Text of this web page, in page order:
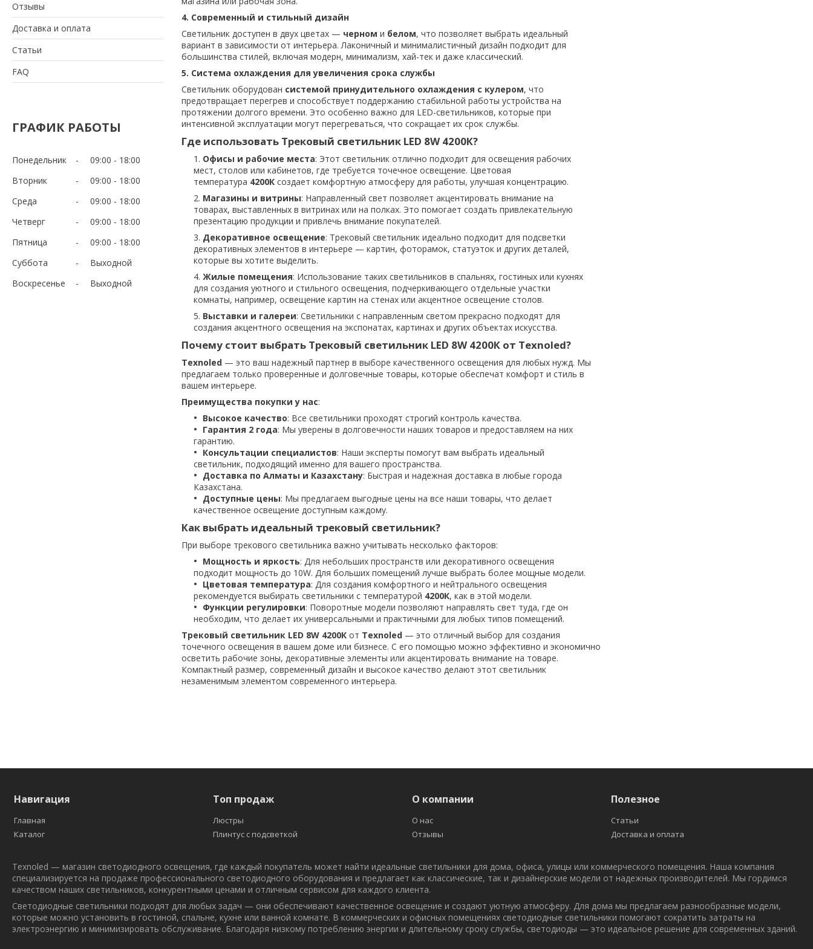
Отзывы
Доставка и оплата
Статьи
FAQ
ГРАФИК РАБОТЫ
Понедельник 09:00
18:00
Вторник
09:00
18:00
Среда
09:00
18:00
Четверг
09:00
18:00
Пятница
09:00
18:00
Суббота
Выходной
Воскресенье
Выходной
4. Современный и стильный дизайн
Светильник доступен в двух цветах — черном и белом, что позволяет выбрать идеальный
вариант в зависимости от интерьера. Лаконичный и минималистичный дизайн подходит для
большинства стилей, включая модерн, минимализм, хай-тек и даже классический.
5. Система охлаждения для увеличения срока службы
Светильник оборудован системой принудительного охлаждения с кулером, что
предотвращает перегрев и способствует поддержанию стабильной работы устройства на
протяжении долгого времени. Это особенно важно для LED-светильников, которые при
интенсивной эксплуатации могут перегреваться, что сокращает их срок службы.
Где использовать Трековый светильник LED 8W 4200К?
Офисы и рабочие места: Этот светильник отлично подходит для освещения рабочих
мест, столов или кабинетов, где требуется точечное освещение. Цветовая
температура 4200К создает комфортную атмосферу для работы, улучшая концентрацию.
Магазины и витрины: Направленный свет позволяет акцентировать внимание на
товарах, выставленных в витринах или на полках. Это помогает создать привлекательную
презентацию продукции и привлечь внимание покупателей.
Декоративное освещение: Трековый светильник идеально подходит для подсветки
декоративных элементов в интерьере — картин, фоторамок, статуэток и других деталей,
которые вы хотите выделить.
Жилые помещения: Использование таких светильников в спальнях, гостиных или кухнях
для создания уютного и стильного освещения, подчеркивающего отдельные участки
комнаты, например, освещение картин на стенах или акцентное освещение столов.
Выставки и галереи: Светильники с направленным светом прекрасно подходят для
создания акцентного освещения на экспонатах, картинах и других объектах искусства.
Почему стоит выбрать Трековый светильник LED 8W 4200К от Texnoled?
Texnoled — это ваш надежный партнер в выборе качественного освещения для любых нужд. Мы
предлагаем только проверенные и долговечные товары, которые обеспечат комфорт и стиль в
вашем интерьере.
Преимущества покупки у нас:
Высокое качество: Все светильники проходят строгий контроль качества.
Гарантия 2 года: Мы уверены в долговечности наших товаров и предоставляем на них
гарантию.
Консультации специалистов: Наши эксперты помогут вам выбрать идеальный
светильник, подходящий именно для вашего пространства.
Доставка по Алматы и Казахстану: Быстрая и надежная доставка в любые города
Казахстана.
Доступные цены: Мы предлагаем выгодные цены на все наши товары, что делает
качественное освещение доступным каждому.
Как выбрать идеальный трековый светильник?
При выборе трекового светильника важно учитывать несколько факторов:
Мощность и яркость: Для небольших пространств или декоративного освещения
подходит мощность до 10W. Для больших помещений лучше выбрать более мощные модели.
Цветовая температура: Для создания комфортного и нейтрального освещения
рекомендуется выбирать светильники с температурой 4200К, как в этой модели.
Функции регулировки: Поворотные модели позволяют направлять свет туда, где он
необходим, что делает их универсальными и практичными для любых типов помещений.
Трековый светильник LED 8W 4200К от Texnoled — это отличный выбор для создания
точечного освещения в вашем доме или бизнесе. С его помощью можно эффективно и экономично
осветить рабочие зоны, декоративные элементы или акцентировать внимание на товаре.
Компактный размер, современный дизайн и высокое качество делают этот светильник
незаменимым элементом современного интерьера.
Навигация
Главная
Каталог
Топ продаж
Люстры
Плинтус с подсветкой
О компании
О нас
Отзывы
Полезное
Статьи
Доставка и оплата
Texnoled — магазин светодиодного освещения, где каждый покупатель может найти идеальные светильники для дома, офиса, улицы или коммерческого помещения. Наша компания
специализируется на продаже профессионального светодиодного оборудования и предлагает как классические, так и дизайнерские модели от надежных производителей. Мы гордимся
качеством наших светильников, конкурентными ценами и отличным сервисом для каждого клиента.
Светодиодные светильники подходят для любых задач — они обеспечивают качественное освещение и создают уютную атмосферу. Для дома мы предлагаем разнообразные модели,
которые можно установить в гостиной, спальне, кухне или ванной комнате. В коммерческих и офисных помещениях светодиодные светильники помогают сократить затраты на
электроэнергию и минимизировать обслуживание. Благодаря низкому потреблению энергии и длительному сроку службы, светодиоды — это идеальное решение для современных зданий.